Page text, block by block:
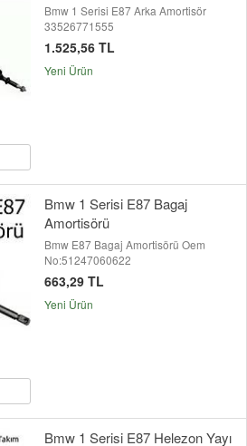
Bmw 1 Serisi E87 Arka Amortisör
33526771555
1.525,56 TL
Yeni Ürün
Bmw 1 Serisi E87 Bagaj
Amortisörü
Bmw E87 Bagaj Amortisörü Oem
No:51247060622
663,29 TL
Yeni Ürün
Bmw 1 Serisi E87 Helezon Yayı